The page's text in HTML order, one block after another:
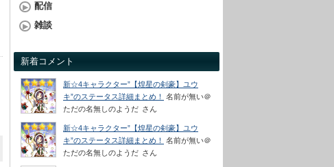
配信
雑談
新着コメント
新☆4キャラクター”【煌星の剣豪】ユウ
キ”のステータス詳細まとめ！
名前が無い＠
ただの名無しのようだ さん
新☆4キャラクター”【煌星の剣豪】ユウ
キ”のステータス詳細まとめ！
名前が無い＠
ただの名無しのようだ さん